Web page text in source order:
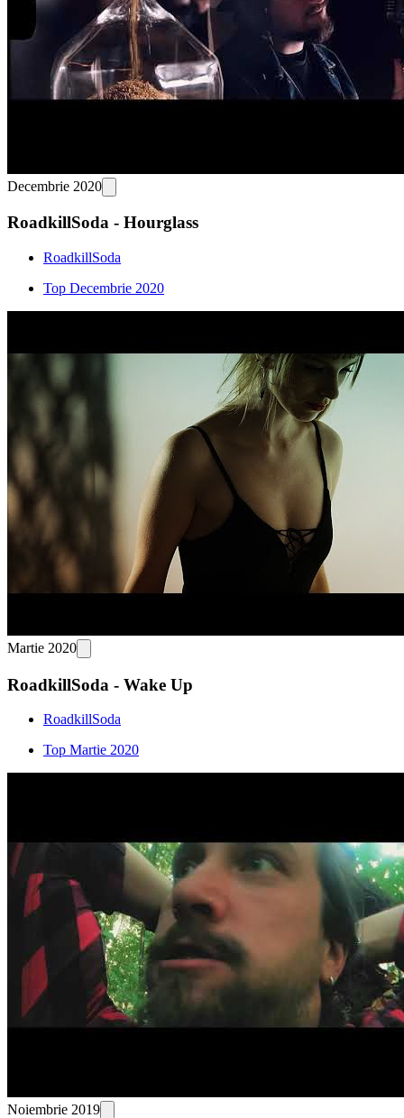
Decembrie 2020
RoadkillSoda - Hourglass
RoadkillSoda
Top Decembrie 2020
Martie 2020
RoadkillSoda - Wake Up
RoadkillSoda
Top Martie 2020
Noiembrie 2019